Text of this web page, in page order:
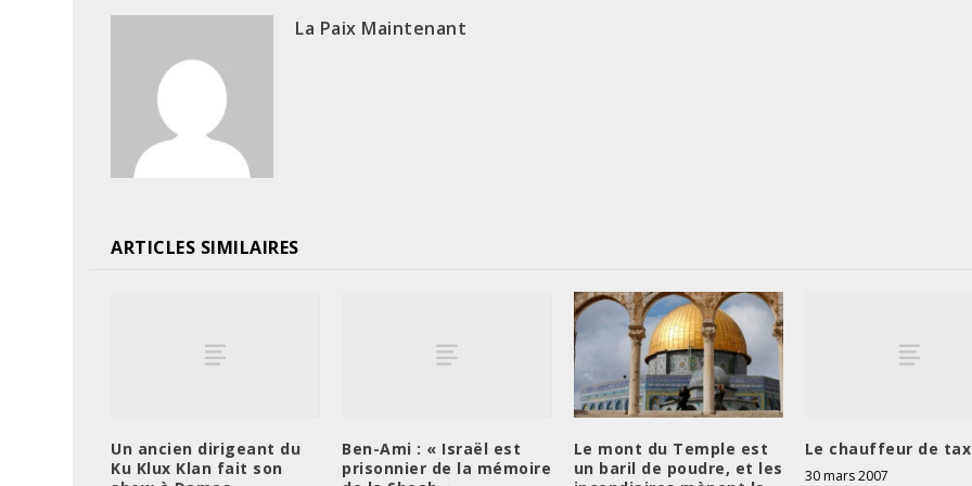
La Paix Maintenant
ARTICLES SIMILAIRES
Un ancien dirigeant du
Ku Klux Klan fait son
Ben-Ami : « Israël est
prisonnier de la mémoire
Le mont du Temple est
un baril de poudre, et les
Le chauffeur de
30 mars 2007